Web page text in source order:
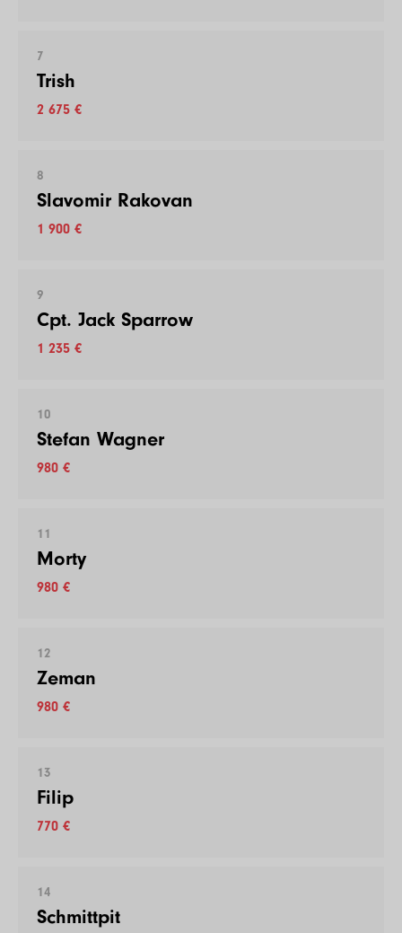
7
Trish
2 675 €
8
Slavomir Rakovan
1 900 €
9
Cpt. Jack Sparrow
1 235 €
10
Stefan Wagner
980 €
11
Morty
980 €
12
Zeman
980 €
13
Filip
770 €
14
Schmittpit